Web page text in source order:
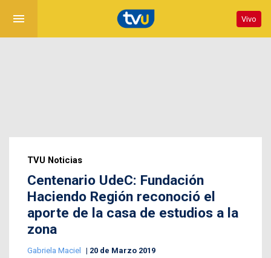
menu Vivo
TVU Noticias
Centenario UdeC: Fundación
Haciendo Región reconoció el
aporte de la casa de estudios a la
zona
Gabriela Maciel 20 de Marzo 2019